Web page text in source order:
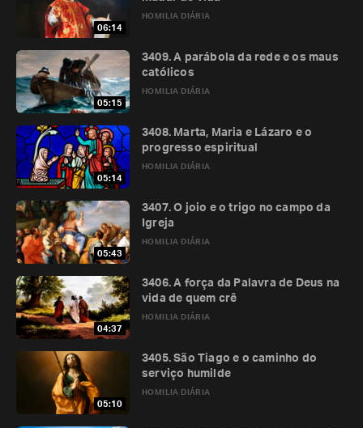
06:14
HOMILIA DIÁRIA
05:15
HOMILIA DIÁRIA
3409. A parábola da rede e os maus
católicos
05:14
HOMILIA DIÁRIA
3408. Marta, Maria e Lázaro e o
progresso espiritual
05:43
HOMILIA DIÁRIA
3407. O joio e o trigo no campo da
Igreja
04:37
HOMILIA DIÁRIA
3406. A força da Palavra de Deus na
vida de quem crê
05:10
HOMILIA DIÁRIA
3405. São Tiago e o caminho do
serviço humilde